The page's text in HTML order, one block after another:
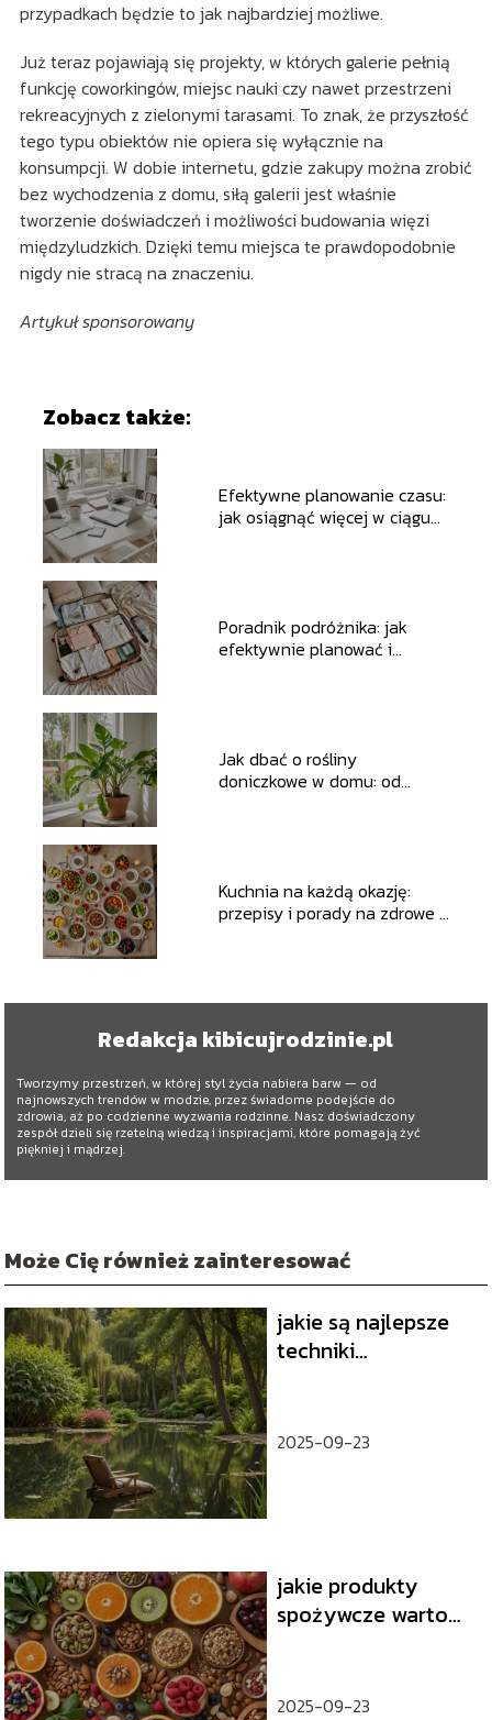
przypadkach będzie to jak najbardziej możliwe.
Już teraz pojawiają się projekty, w których galerie pełnią
funkcję coworkingów, miejsc nauki czy nawet przestrzeni
rekreacyjnych z zielonymi tarasami. To znak, że przyszłość
tego typu obiektów nie opiera się wyłącznie na
konsumpcji. W dobie internetu, gdzie zakupy można zrobić
bez wychodzenia z domu, siłą galerii jest właśnie
tworzenie doświadczeń i możliwości budowania więzi
międzyludzkich. Dzięki temu miejsca te prawdopodobnie
nigdy nie stracą na znaczeniu.
Artykuł sponsorowany
Zobacz także:
Efektywne planowanie czasu:
jak osiągnąć więcej w ciągu
Poradnik podróżnika: jak
efektywnie planować i
Jak dbać o rośliny
doniczkowe w domu: od
Kuchnia na każdą okazję:
przepisy i porady na zdrowe i
Redakcja kibicujrodzinie.pl
Tworzymy przestrzeń, w której styl życia nabiera barw — od
najnowszych trendów w modzie, przez świadome podejście do
zdrowia, aż po codzienne wyzwania rodzinne. Nasz doświadczony
zespół dzieli się rzetelną wiedzą i inspiracjami, które pomagają żyć
piękniej i mądrzej.
Może Cię również zainteresować
jakie są najlepsze
techniki
2025-09-23
jakie produkty
spożywcze warto
koncentracji
2025-09-23